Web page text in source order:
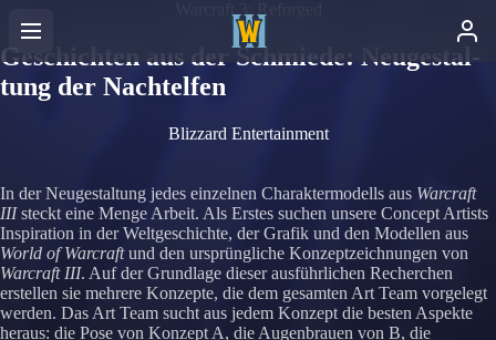
Geschichten aus der Schmiede: Neu­ge­stal­
tung der Nachtelfen
Blizzard Entertainment
In der Neugestaltung jedes einzelnen Charaktermodells aus Warcraft
IIIsteckt eine Menge Arbeit. Als Erstes suchen unsere Concept Artists
Inspiration in der Weltgeschichte, der Grafik und den Modellen aus
World of Warcraftund den ursprüngliche Konzeptzeichnungen von
Warcraft III. Auf der Grundlage dieser ausführlichen Recherchen
erstellen sie mehrere Konzepte, die dem gesamten Art Team vorgelegt
werden. Das Art Team sucht aus jedem Konzept die besten Aspekte
heraus: die Pose von Konzept A, die Augenbrauen von B, die